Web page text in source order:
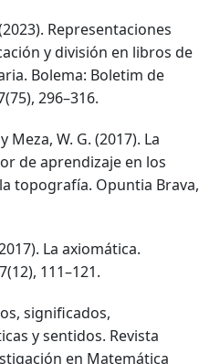
Representaciones
y división en libros de
Bolema: Boletim de
296–316.
Meza, W. G. (2017). La
de aprendizaje en los
topografía. Opuntia Brava,
La axiomática.
111–121.
significados,
y sentidos. Revista
en Matemática